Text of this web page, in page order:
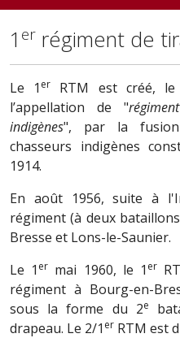
1 er régiment de
Le 1 er
RTM est créé, le
l’appellation de "
indigènes", par la fusion
chasseurs indigènes
1914.
En août 1956, suite à
régiment (à deux
Bresse et Lons-le-Saunier.
Le 1 er mai 1960, le 1 er
régiment à Bourg-en-
sous la forme du 2e
drapeau. Le 2/1 er RTM est